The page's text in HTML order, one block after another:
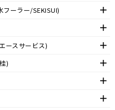
水フーラー/SEKISUI)
ースサービス)
)